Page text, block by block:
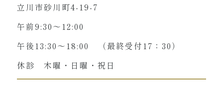
Flexible adaptability
立川市砂川町4-19-7
午前9:30～12:00
午後13:30～18:00 （最終受付17：30）
休診 木曜・日曜・祝日